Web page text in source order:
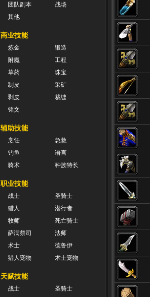
团队副本
战场
其他
商业技能
炼金
锻造
附魔
工程
草药
珠宝
制皮
采矿
剥皮
裁缝
铭文
辅助技能
烹饪
急救
钓鱼
语言
骑术
种族特长
职业技能
战士
圣骑士
猎人
潜行者
牧师
死亡骑士
萨满祭司
法师
术士
德鲁伊
猎人宠物
术士宠物
天赋技能
战士
圣骑士